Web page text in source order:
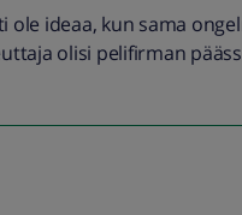
ole ideaa, kun sama
olisi pelifirman